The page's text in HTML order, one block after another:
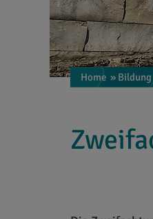
Home »